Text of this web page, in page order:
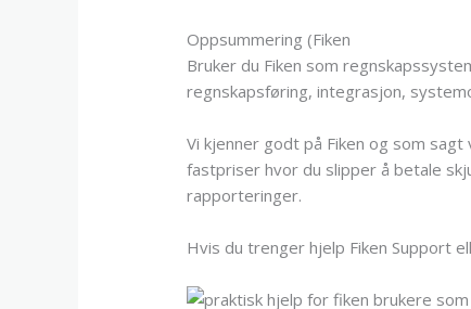
Oppsummering (Fiken
Bruker du Fiken som
regnskapsføring, integrasjon,
Vi kjenner godt på Fiken og som
fastpriser hvor du slipper å betale
rapporteringer.
Hvis du trenger hjelp Fiken Support